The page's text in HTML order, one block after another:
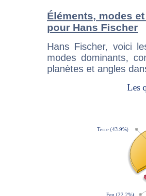
Éléments, modes
pour Hans Fischer
Hans Fischer, voici
modes dominants,
planètes et angles